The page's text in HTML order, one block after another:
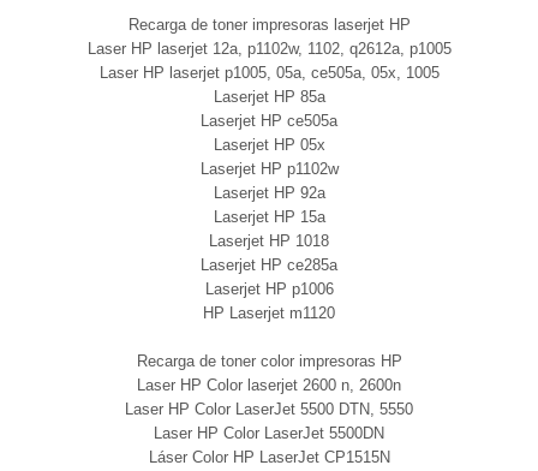
Recarga de toner impresoras laserjet HP
Laser HP laserjet 12a, p1102w, 1102, q2612a, p1005
Laser HP laserjet p1005, 05a, ce505a, 05x, 1005
Laserjet HP 85a
Laserjet HP ce505a
Laserjet HP 05x
Laserjet HP p1102w
Laserjet HP 92a
Laserjet HP 15a
Laserjet HP 1018
Laserjet HP ce285a
Laserjet HP p1006
HP Laserjet m1120
Recarga de toner color impresoras HP
Laser HP Color laserjet 2600 n, 2600n
Laser HP Color LaserJet 5500 DTN, 5550
Laser HP Color LaserJet 5500DN
Láser Color HP LaserJet CP1515N